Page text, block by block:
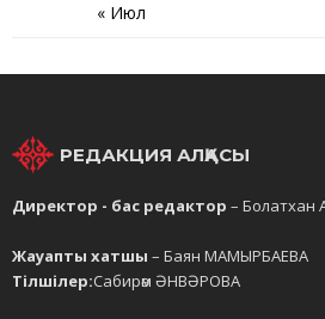
« Июл
РЕДАКЦИЯ АЛҚАСЫ
Директор - бас редактор –
Жауапты хатшы – Баян МАМЫРБАЕВА
Тілшілер:Сабирәм ӘНВӘРОВА